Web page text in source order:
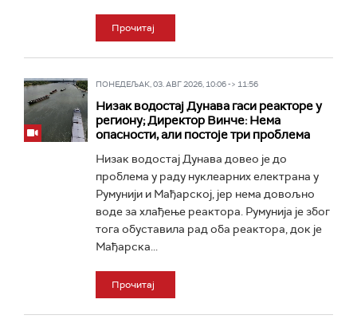
Прочитај
ПОНЕДЕЉАК, 03. АВГ 2026, 10:06 -> 11:56
Низак водостај Дунава гаси реакторе у
региону; Директор Винче: Нема
опасности, али постоје три проблема
Низак водостај Дунава довео је до
проблема у раду нуклеарних електрана у
Румунији и Мађарској, јер нема довољно
воде за хлађење реактора. Румунија је због
тога обуставила рад оба реактора, док је
Мађарска...
Прочитај